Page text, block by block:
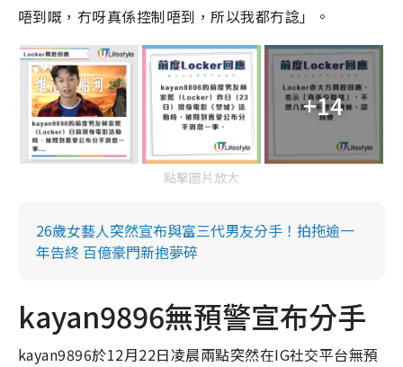
唔到嘅，冇呀真係控制唔到，所以我都冇諗」。
+14
點擊圖片放大
26歲女藝人突然宣布與富三代男友分手！拍拖逾一
年告終 百億豪門新抱夢碎
kayan9896無預警宣布分手
kayan9896於12月22日凌晨兩點突然在IG社交平台無預